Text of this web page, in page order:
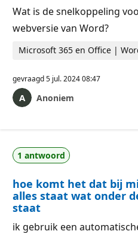
Wat is de snelkoppeling
webversie van Word?
Microsoft 365 en Office |
gevraagd5 jul. 2024 08:47
Anoniem
1 antwoord
hoe komt het dat bij
alles staat wat onder
staat
ik gebruik een